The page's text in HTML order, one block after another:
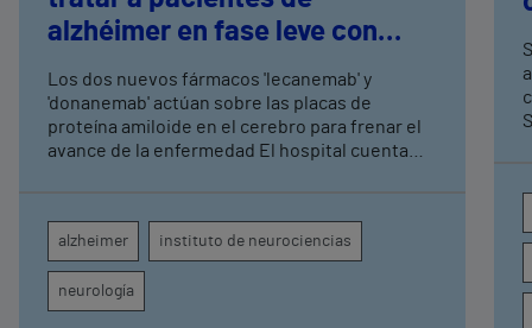
alzhéimer en fase leve con
Los dos nuevos fármacos 'lecanemab' y
'donanemab' actúan sobre las placas de
proteína amiloide en el cerebro para frenar el
avance de la enfermedad El hospital cuenta
seguimiento clínico de cada paciente
alzheimer instituto de neurociencias
neurología